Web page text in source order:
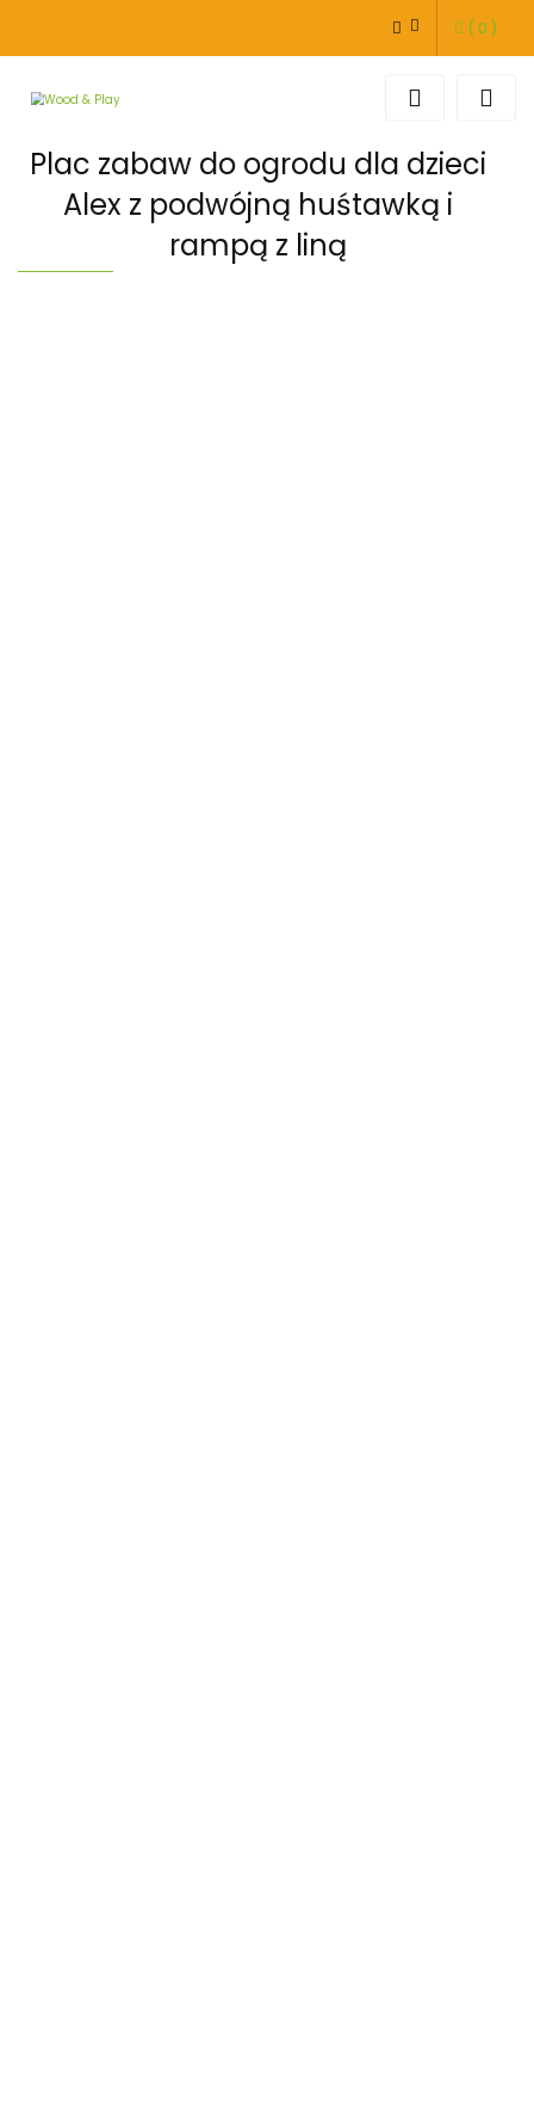
ZALOGUJ SIĘ
DODAJ ZGŁOSZENIE
( 0 )
Plac zabaw do ogrodu dla dzieci
Alex z podwójną huśtawką i
rampą z liną